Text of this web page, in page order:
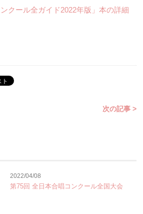
クール全ガイド2022年版」本の詳細
次の記事 >
2022/04/08
第75回 全日本合唱コンクール全国大会